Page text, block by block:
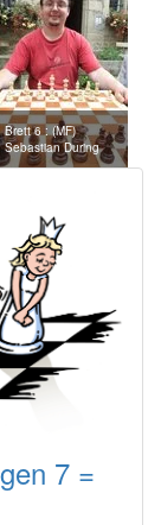
Brett 6 : (MF)
Sebastian During
7 =